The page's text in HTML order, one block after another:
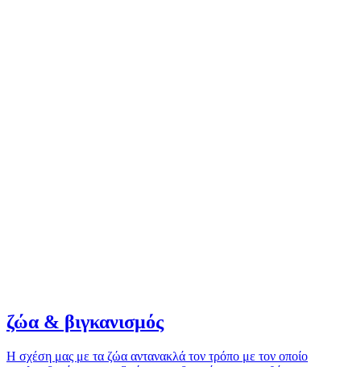
ζώα & βιγκανισμός
Η σχέση μας με τα ζώα αντανακλά τον τρόπο με τον οποίο